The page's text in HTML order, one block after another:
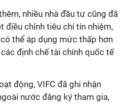
nhiều nhà đầu tư cũng đã
điều chỉnh tiêu chí tín nhiệm,
thể áp dụng mức thấp hơn
định chế tài chính quốc tế
động, VIFC đã ghi nhận
nước đăng ký tham gia,